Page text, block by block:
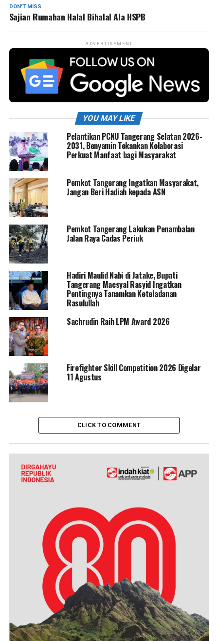
DON'T MISS
Sajian Rumahan Halal Bihalal Ala HSPB
ADVERTISEMENT
YOU MAY LIKE
Pelantikan PCNU Tangerang Selatan 2026-
2031, Benyamin Tekankan Kolaborasi
Perkuat Manfaat bagi Masyarakat
Pemkot Tangerang Ingatkan Masyarakat,
Jangan Beri Hadiah kepada ASN
Pemkot Tangerang Lakukan Penambalan
Jalan Raya Cadas Periuk
Hadiri Maulid Nabi di Jatake, Bupati
Tangerang Maesyal Rasyid Ingatkan
Pentingnya Tanamkan Keteladanan
Rasulullah
Sachrudin Raih LPM Award 2026
Firefighter Skill Competition 2026 Digelar
11 Agustus
CLICK TO COMMENT